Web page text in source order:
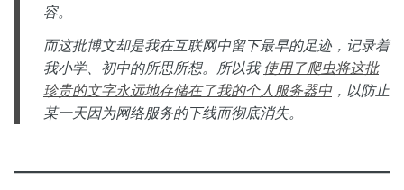
容。
而这批博文却是我在互联网中留下最早的足迹，记录着
我小学、初中的所思所想。所以我使用了爬虫将这批
珍贵的文字永远地存储在了我的个人服务器中，以防止
某一天因为网络服务的下线而彻底消失。